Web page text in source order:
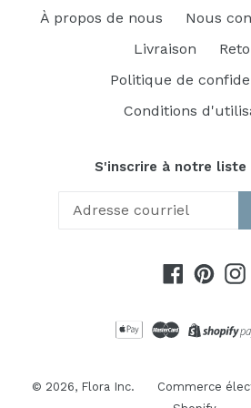
À propos de nous Nous
Livraison
Politique de
Conditions
S'inscrire à notre liste
Facebook
© 2026, Flora Inc.
Commerce